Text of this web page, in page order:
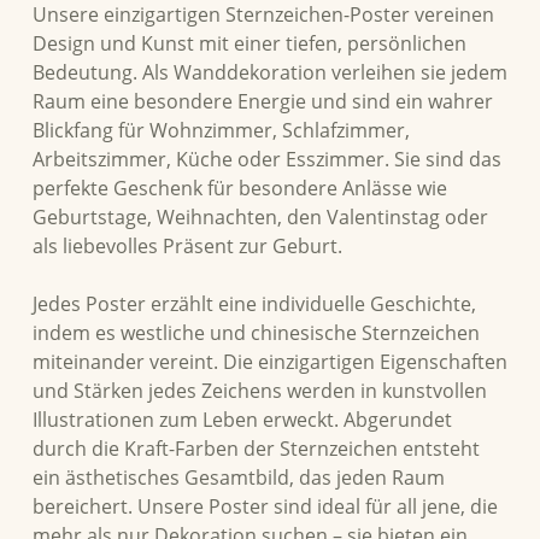
Unsere einzigartigen Sternzeichen-Poster vereinen
Design und Kunst mit einer tiefen, persönlichen
Bedeutung. Als Wanddekoration verleihen sie jedem
Raum eine besondere Energie und sind ein wahrer
Blickfang für Wohnzimmer, Schlafzimmer,
Arbeitszimmer, Küche oder Esszimmer. Sie sind das
perfekte Geschenk für besondere Anlässe wie
Geburtstage, Weihnachten, den Valentinstag oder
als liebevolles Präsent zur Geburt.
Jedes Poster erzählt eine individuelle Geschichte,
indem es westliche und chinesische Sternzeichen
miteinander vereint. Die einzigartigen Eigenschaften
und Stärken jedes Zeichens werden in kunstvollen
Illustrationen zum Leben erweckt. Abgerundet
durch die Kraft-Farben der Sternzeichen entsteht
ein ästhetisches Gesamtbild, das jeden Raum
bereichert. Unsere Poster sind ideal für all jene, die